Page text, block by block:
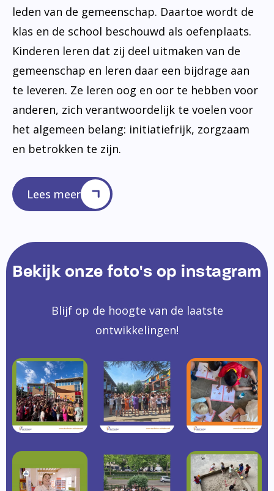
leden van de gemeenschap. Daartoe wordt de
klas en de school beschouwd als oefenplaats.
Kinderen leren dat zij deel uitmaken van de
gemeenschap en leren daar een bijdrage aan
te leveren. Ze leren oog en oor te hebben voor
anderen, zich verantwoordelijk te voelen voor
het algemeen belang: initiatiefrijk, zorgzaam
en betrokken te zijn.
Lees meer
Bekijk onze foto's op instagram
Blijf op de hoogte van de laatste
ontwikkelingen!